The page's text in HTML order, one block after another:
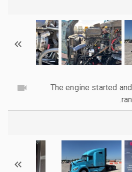
The engine started and
ran.